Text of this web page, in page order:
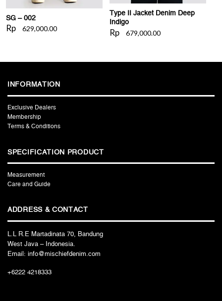
SG – 002
Rp 629,000.00
Type II Jacket Denim Deep
Indigo
Rp 679,000.00
INFORMATION
Exclusive Dealers
Membership
Terms & Conditions
SPECIFICATION PRODUCT
Measurement
Care and Guide
ADDRESS & CONTACT
L.L R.E Martadinata 70, Bandung
West Java – Indonesia.
Email: info@mischiefdenim.com
+6222 4218333